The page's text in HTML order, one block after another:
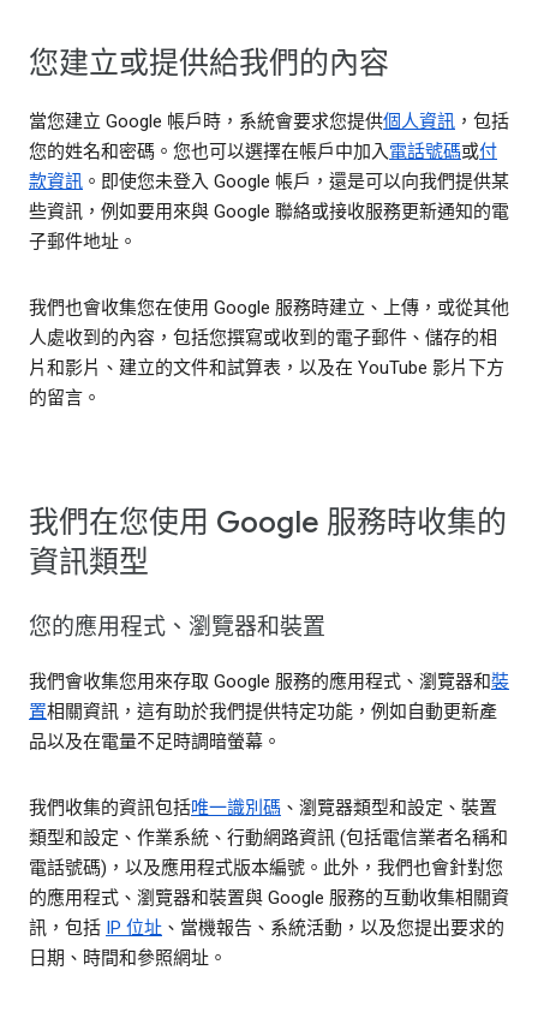
您建立或提供給我們的內容
當您建立 Google 帳戶時，系統會要求您提供個人資訊 ，包括
您的姓名和密碼。您也可以選擇在帳戶中加入電話號碼或付
款資訊 。即使您未登入 Google 帳戶，還是可以向我們提供某
些資訊，例如要用來與 Google 聯絡或接收服務更新通知的電
子郵件地址。
我們也會收集您在使用 Google 服務時建立、上傳，或從其他
人處收到的內容，包括您撰寫或收到的電子郵件、儲存的相
片和影片、建立的文件和試算表，以及在 YouTube 影片下方
的留言。
我們在您使用 Google 服務時收集的
資訊類型
您的應用程式、瀏覽器和裝置
我們會收集您用來存取 Google 服務的應用程式、瀏覽器和裝
置相關資訊，這有助於我們提供特定功能，例如自動更新產
品以及在電量不足時調暗螢幕。
我們收集的資訊包括唯一識別碼 、瀏覽器類型和設定、裝置
類型和設定、作業系統、行動網路資訊 (包括電信業者名稱和
電話號碼)，以及應用程式版本編號。此外，我們也會針對您
的應用程式、瀏覽器和裝置與 Google 服務的互動收集相關資
訊，包括 IP 位址 、當機報告、系統活動，以及您提出要求的
日期、時間和參照網址。